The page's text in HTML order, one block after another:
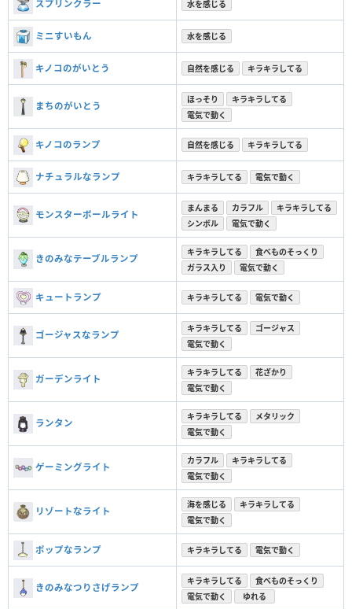
スプリンクラー 水を感じる
ミニすいもん 水を感じる
キノコのがいとう 自然を感じる キラキラしてる
まちのがいとう
ほっそり
キラキラしてる
電気で動く
キノコのランプ 自然を感じる キラキラしてる
ナチュラルなランプ キラキラしてる 電気で動く
モンスターボールライト
まんまる カラフル
キラキラしてる
シンボル
電気で動く
きのみなテーブルランプ
キラキラしてる
食べものそっくり
ガラス入り
電気で動く
キュートランプ キラキラしてる 電気で動く
ゴージャスなランプ
キラキラしてる
ゴージャス
電気で動く
ガーデンライト
キラキラしてる
花ざかり
電気で動く
ランタン
キラキラしてる
メタリック
電気で動く
ゲーミングライト
カラフル
キラキラしてる
電気で動く
リゾートなライト
海を感じる
キラキラしてる
電気で動く
ポップなランプ キラキラしてる 電気で動く
きのみなつりさげランプ
キラキラしてる
食べものそっくり
電気で動く
ゆれる